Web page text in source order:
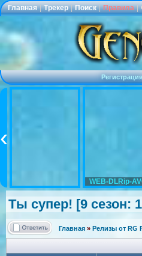
Главная | Трекер | Поиск | Правила |
Регистрация
WEB-DLRip-
Ты супер! [9 сезон:
Главная » Релизы от RG